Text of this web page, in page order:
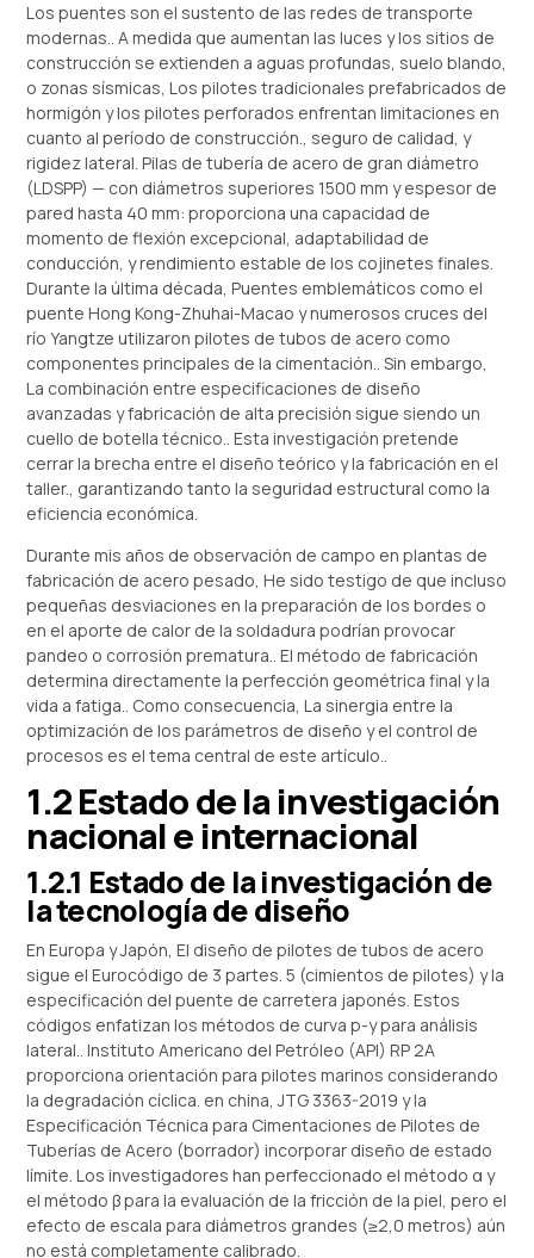
Los puentes son el sustento de las redes de transporte
modernas.. A medida que aumentan las luces y los sitios de
construcción se extienden a aguas profundas, suelo blando,
o zonas sísmicas, Los pilotes tradicionales prefabricados de
hormigón y los pilotes perforados enfrentan limitaciones en
cuanto al período de construcción., seguro de calidad, y
rigidez lateral. Pilas de tubería de acero de gran diámetro
(LDSPP) — con diámetros superiores 1500 mm y espesor de
pared hasta 40 mm: proporciona una capacidad de
momento de flexión excepcional, adaptabilidad de
conducción, y rendimiento estable de los cojinetes finales.
Durante la última década, Puentes emblemáticos como el
puente Hong Kong-Zhuhai-Macao y numerosos cruces del
río Yangtze utilizaron pilotes de tubos de acero como
componentes principales de la cimentación.. Sin embargo,
La combinación entre especificaciones de diseño
avanzadas y fabricación de alta precisión sigue siendo un
cuello de botella técnico.. Esta investigación pretende
cerrar la brecha entre el diseño teórico y la fabricación en el
taller., garantizando tanto la seguridad estructural como la
eficiencia económica.
Durante mis años de observación de campo en plantas de
fabricación de acero pesado, He sido testigo de que incluso
pequeñas desviaciones en la preparación de los bordes o
en el aporte de calor de la soldadura podrían provocar
pandeo o corrosión prematura.. El método de fabricación
determina directamente la perfección geométrica final y la
vida a fatiga.. Como consecuencia, La sinergia entre la
optimización de los parámetros de diseño y el control de
procesos es el tema central de este artículo..
1.2 Estado de la investigación
nacional e internacional
1.2.1 Estado de la investigación de
la tecnología de diseño
En Europa y Japón, El diseño de pilotes de tubos de acero
sigue el Eurocódigo de 3 partes. 5 (cimientos de pilotes) y la
especificación del puente de carretera japonés. Estos
códigos enfatizan los métodos de curva p-y para análisis
lateral.. Instituto Americano del Petróleo (API) RP 2A
proporciona orientación para pilotes marinos considerando
la degradación cíclica. en china, JTG 3363-2019 y la
Especificación Técnica para Cimentaciones de Pilotes de
Tuberías de Acero (borrador) incorporar diseño de estado
límite. Los investigadores han perfeccionado el método α y
el método β para la evaluación de la fricción de la piel, pero el
efecto de escala para diámetros grandes (≥2,0 metros) aún
no está completamente calibrado.